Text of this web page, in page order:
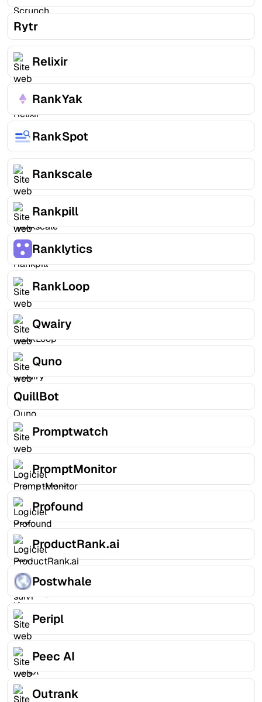
Rytr
Relixir
RankYak
RankSpot
Rankscale
Rankpill
Ranklytics
RankLoop
Qwairy
Quno
QuillBot
Promptwatch
PromptMonitor
Profound
ProductRank.ai
Postwhale
Peripl
Peec AI
Outrank